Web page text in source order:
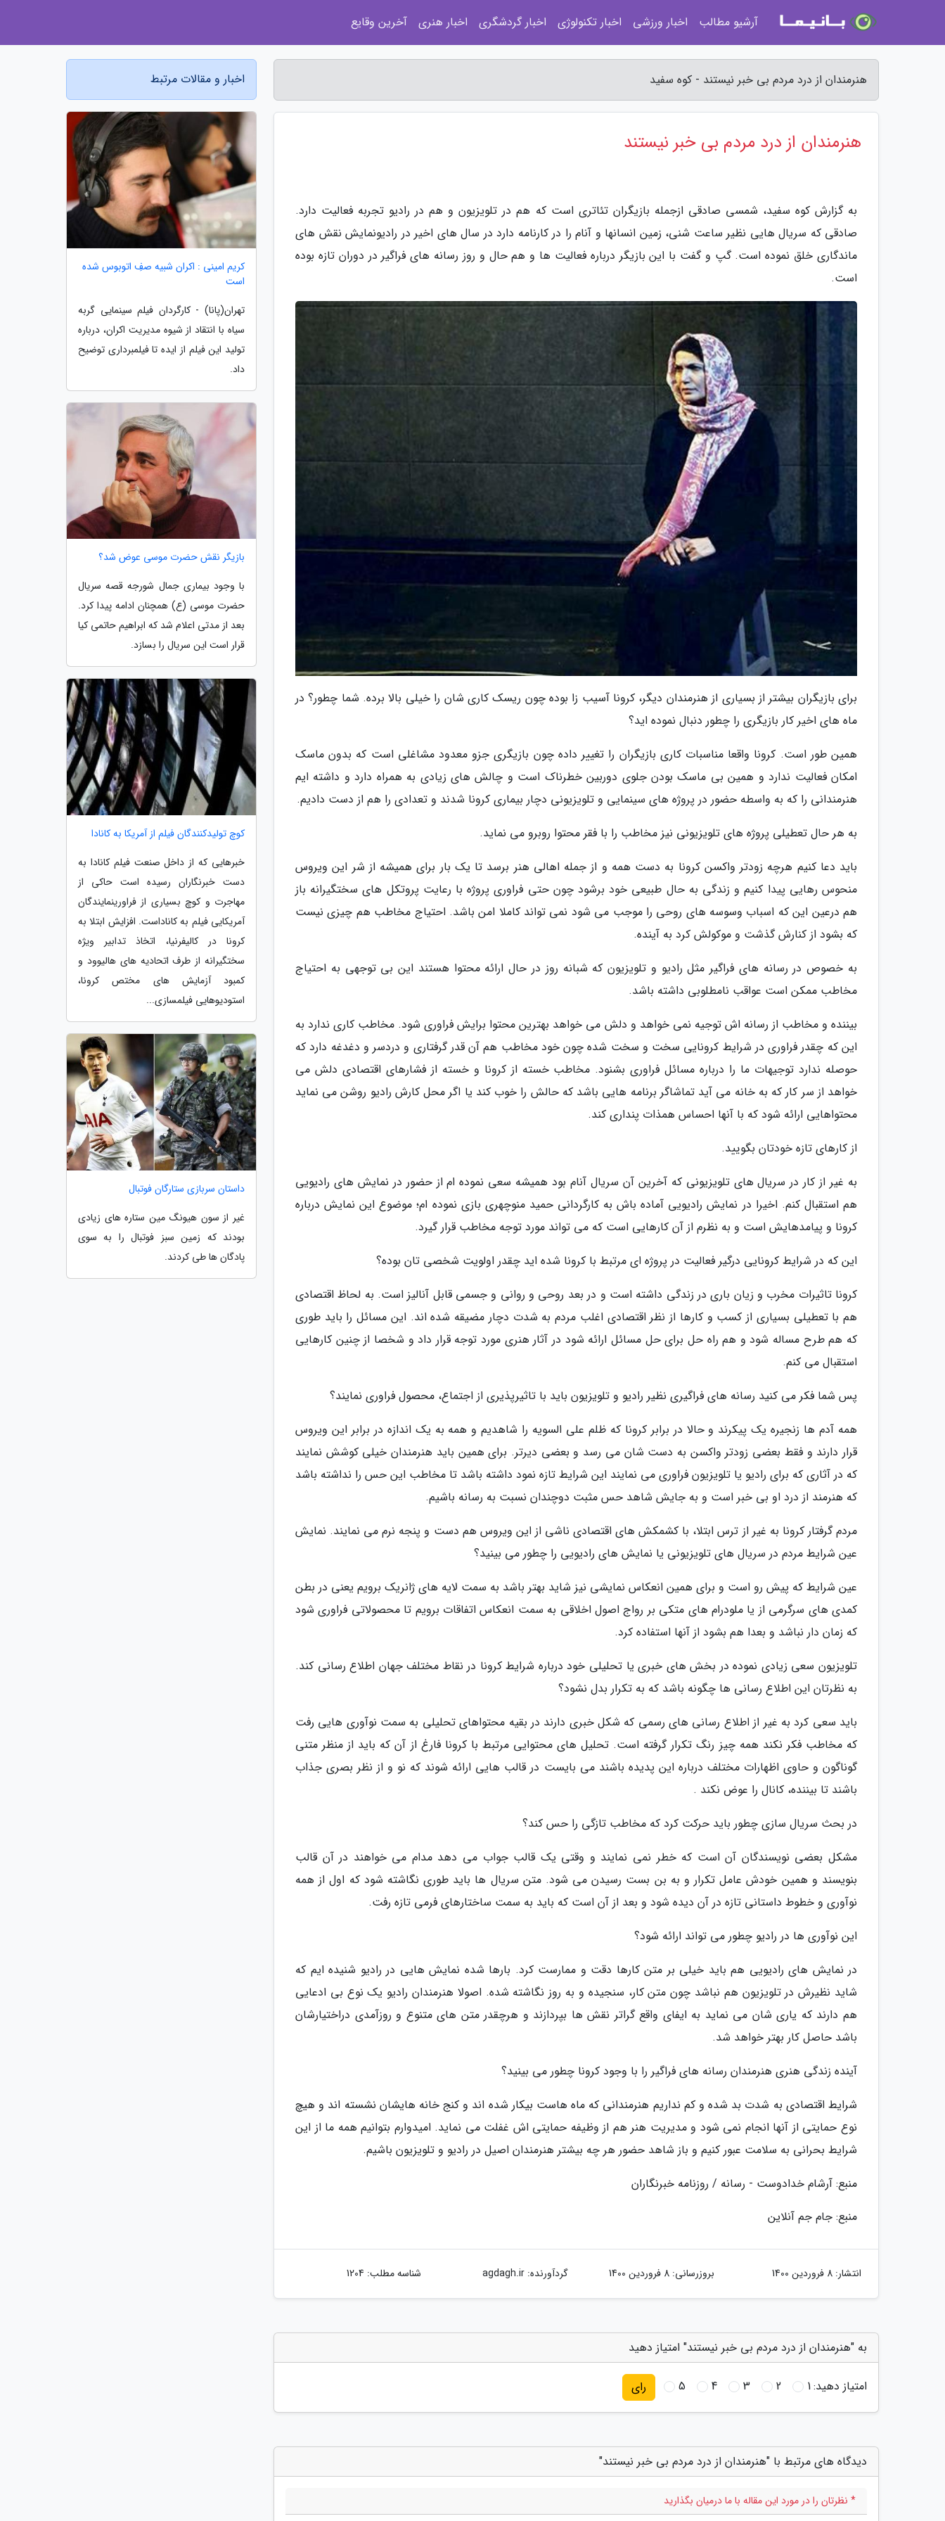
هنرمندان از درد مردم بی خبر نیستند - کوه سفید
هنرمندان از درد مردم بی خبر نیستند
به گزارش کوه سفید، شمسی صادقی ازجمله بازیگران تئاتری است که هم در تلویزیون و هم در رادیو تجربه فعالیت دارد.
صادقی که سریال هایی نظیر ساعت شنی، زمین انسانها و آنام را در کارنامه دارد در سال های اخیر در رادیونمایش نقش های
ماندگاری خلق نموده است. گپ و گفت با این بازیگر درباره فعالیت ها و هم حال و روز رسانه های فراگیر در دوران تازه بوده
است.
برای بازیگران بیشتر از بسیاری از هنرمندان دیگر، کرونا آسیب زا بوده چون ریسک کاری شان را خیلی بالا برده. شما چطور؟ در
ماه های اخیر کار بازیگری را چطور دنبال نموده اید؟
همین طور است. کرونا واقعا مناسبات کاری بازیگران را تغییر داده چون بازیگری جزو معدود مشاغلی است که بدون ماسک
امکان فعالیت ندارد و همین بی ماسک بودن جلوی دوربین خطرناک است و چالش های زیادی به همراه دارد و داشته ایم
هنرمندانی را که به واسطه حضور در پروژه های سینمایی و تلویزیونی دچار بیماری کرونا شدند و تعدادی را هم از دست دادیم.
به هر حال تعطیلی پروژه های تلویزیونی نیز مخاطب را با فقر محتوا روبرو می نماید.
باید دعا کنیم هرچه زودتر واکسن کرونا به دست همه و از جمله اهالی هنر برسد تا یک بار برای همیشه از شر این ویروس
منحوس رهایی پیدا کنیم و زندگی به حال طبیعی خود برشود چون حتی فراوری پروژه با رعایت پروتکل های سختگیرانه باز
هم درعین این که اسباب وسوسه های روحی را موجب می شود نمی تواند کاملا امن باشد. احتیاج مخاطب هم چیزی نیست
که بشود از کنارش گذشت و موکولش کرد به آینده.
به خصوص در رسانه های فراگیر مثل رادیو و تلویزیون که شبانه روز در حال ارائه محتوا هستند این بی توجهی به احتیاج
مخاطب ممکن است عواقب نامطلوبی داشته باشد.
بیننده و مخاطب از رسانه اش توجیه نمی خواهد و دلش می خواهد بهترین محتوا برایش فراوری شود. مخاطب کاری ندارد به
این که چقدر فراوری در شرایط کرونایی سخت و سخت شده چون خود مخاطب هم آن قدر گرفتاری و دردسر و دغدغه دارد که
حوصله ندارد توجیهات ما را درباره مسائل فراوری بشنود. مخاطب خسته از کرونا و خسته از فشارهای اقتصادی دلش می
خواهد از سر کار که به خانه می آید تماشاگر برنامه هایی باشد که حالش را خوب کند یا اگر محل کارش رادیو روشن می نماید
محتواهایی ارائه شود که با آنها احساس همذات پنداری کند.
از کارهای تازه خودتان بگویید.
به غیر از کار در سریال های تلویزیونی که آخرین آن سریال آنام بود همیشه سعی نموده ام از حضور در نمایش های رادیویی
هم استقبال کنم. اخیرا در نمایش رادیویی آماده باش به کارگردانی حمید منوچهری بازی نموده ام؛ موضوع این نمایش درباره
کرونا و پیامدهایش است و به نظرم از آن کارهایی است که می تواند مورد توجه مخاطب قرار گیرد.
این که در شرایط کرونایی درگیر فعالیت در پروژه ای مرتبط با کرونا شده اید چقدر اولویت شخصی تان بوده؟
کرونا تاثیرات مخرب و زیان باری در زندگی داشته است و در بعد روحی و روانی و جسمی قابل آنالیز است. به لحاظ اقتصادی
هم با تعطیلی بسیاری از کسب و کارها از نظر اقتصادی اغلب مردم به شدت دچار مضیقه شده اند. این مسائل را باید طوری
که هم طرح مساله شود و هم راه حل برای حل مسائل ارائه شود در آثار هنری مورد توجه قرار داد و شخصا از چنین کارهایی
استقبال می کنم.
پس شما فکر می کنید رسانه های فراگیری نظیر رادیو و تلویزیون باید با تاثیرپذیری از اجتماع، محصول فراوری نمایند؟
همه آدم ها زنجیره یک پیکرند و حالا در برابر کرونا که ظلم علی السویه را شاهدیم و همه به یک اندازه در برابر این ویروس
قرار دارند و فقط بعضی زودتر واکسن به دست شان می رسد و بعضی دیرتر. برای همین باید هنرمندان خیلی کوشش نمایند
که در آثاری که برای رادیو یا تلویزیون فراوری می نمایند این شرایط تازه نمود داشته باشد تا مخاطب این حس را نداشته باشد
که هنرمند از درد او بی خبر است و به جایش شاهد حس مثبت دوچندان نسبت به رسانه باشیم.
مردم گرفتار کرونا به غیر از ترس ابتلا، با کشمکش های اقتصادی ناشی از این ویروس هم دست و پنجه نرم می نمایند. نمایش
عین شرایط مردم در سریال های تلویزیونی یا نمایش های رادیویی را چطور می بینید؟
عین شرایط که پیش رو است و برای همین انعکاس نمایشی نیز شاید بهتر باشد به سمت لایه های ژانریک برویم یعنی در بطن
کمدی های سرگرمی از یا ملودرام های متکی بر رواج اصول اخلاقی به سمت انعکاس اتفاقات برویم تا محصولاتی فراوری شود
که زمان دار نباشد و بعدا هم بشود از آنها استفاده کرد.
تلویزیون سعی زیادی نموده در بخش های خبری یا تحلیلی خود درباره شرایط کرونا در نقاط مختلف جهان اطلاع رسانی کند.
به نظرتان این اطلاع رسانی ها چگونه باشد که به تکرار بدل نشود؟
باید سعی کرد به غیر از اطلاع رسانی های رسمی که شکل خبری دارند در بقیه محتواهای تحلیلی به سمت نوآوری هایی رفت
که مخاطب فکر نکند همه چیز رنگ تکرار گرفته است. تحلیل های محتوایی مرتبط با کرونا فارغ از آن که باید از منظر متنی
گوناگون و حاوی اظهارات مختلف درباره این پدیده باشند می بایست در قالب هایی ارائه شوند که نو و از نظر بصری جذاب
باشند تا بیننده، کانال را عوض نکند .
در بحث سریال سازی چطور باید حرکت کرد که مخاطب تازگی را حس کند؟
مشکل بعضی نویسندگان آن است که خطر نمی نمایند و وقتی یک قالب جواب می دهد مدام می خواهند در آن قالب
بنویسند و همین خودش عامل تکرار و به بن بست رسیدن می شود. متن سریال ها باید طوری نگاشته شود که اول از همه
نوآوری و خطوط داستانی تازه در آن دیده شود و بعد از آن است که باید به سمت ساختارهای فرمی تازه رفت.
این نوآوری ها در رادیو چطور می تواند ارائه شود؟
در نمایش های رادیویی هم باید خیلی بر متن کارها دقت و ممارست کرد. بارها شده نمایش هایی در رادیو شنیده ایم که
شاید نظیرش در تلویزیون هم نباشد چون متن کار، سنجیده و به روز نگاشته شده. اصولا هنرمندان رادیو یک نوع بی ادعایی
هم دارند که یاری شان می نماید به ایفای واقع گراتر نقش ها بپردازند و هرچقدر متن های متنوع و روزآمدی دراختیارشان
باشد حاصل کار بهتر خواهد شد.
آینده زندگی هنری هنرمندان رسانه های فراگیر را با وجود کرونا چطور می بینید؟
شرایط اقتصادی به شدت بد شده و کم نداریم هنرمندانی که ماه هاست بیکار شده اند و کنج خانه هایشان نشسته اند و هیچ
نوع حمایتی از آنها انجام نمی شود و مدیریت هنر هم از وظیفه حمایتی اش غفلت می نماید. امیدوارم بتوانیم همه ما از این
شرایط بحرانی به سلامت عبور کنیم و باز شاهد حضور هر چه بیشتر هنرمندان اصیل در رادیو و تلویزیون باشیم.
منبع: آرشام خدادوست - رسانه / روزنامه خبرنگاران
منبع: جام جم آنلاین
انتشار: 8 فروردین 1400 بروزرسانی: 8 فروردین 1400 گردآورنده:agdagh.ir شناسه مطلب: 1204
به "هنرمندان از درد مردم بی خبر نیستند" امتیاز دهید
امتیاز دهید:1
2
3
4
5 رای
دیدگاه های مرتبط با "هنرمندان از درد مردم بی خبر نیستند"
* نظرتان را در مورد این مقاله با ما درمیان بگذارید
اخبار و مقالات مرتبط
کریم امینی : اکران شبیه صفِ اتوبوس شده
است
تهران(پانا) - کارگردان فیلم سینمایی گربه
سیاه با انتقاد از شیوه مدیریت اکران، درباره
تولید این فیلم از ایده تا فیلمبرداری توضیح
داد.
بازیگر نقش حضرت موسی عوض شد؟
با وجود بیماری جمال شورجه قصه سریال
حضرت موسی (ع) همچنان ادامه پیدا کرد.
بعد از مدتی اعلام شد که ابراهیم حاتمی کیا
قرار است این سریال را بسازد.
کوچ تولیدکنندگان فیلم از آمریکا به کانادا
خبرهایی که از داخل صنعت فیلم کانادا به
دست خبرنگاران رسیده است حاکی از
مهاجرت و کوچ بسیاری از فراورینمایندگان
آمریکایی فیلم به کاناداست. افزایش ابتلا به
کرونا در کالیفرنیا، اتخاذ تدابیر ویژه
سختگیرانه از طرف اتحادیه های هالیوود و
کمبود آزمایش های مختص کرونا،
استودیوهایی فیلمسازی...
داستان سربازی ستارگان فوتبال
غیر از سون هیونگ مین ستاره های زیادی
بودند که زمین سبز فوتبال را به سوی
پادگان ها طی کردند.
آرشیو مطالب اخبار ورزشی اخبار تکنولوژی اخبار گردشگری اخبار هنری آخرین وقایع